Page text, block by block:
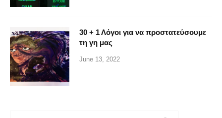
30 + 1 Λόγοι για να προστατεύσουμε
τη γη μας
June 13, 2022